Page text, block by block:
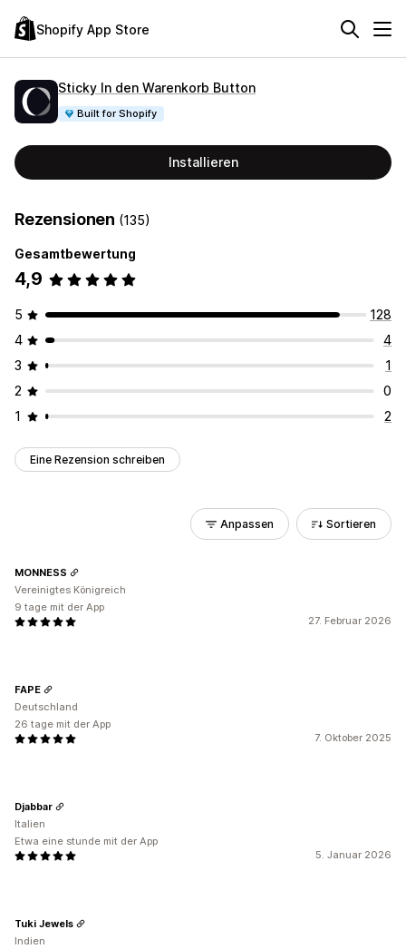
Shopify App Store
Sticky In den Warenkorb Button
Built for Shopify
Installieren
Rezensionen (135)
Gesamtbewertung
4,9
5
128
4
4
3
1
2
0
1
2
Eine Rezension schreiben
Anpassen Sortieren
27. Februar 2026
MONNESS
Vereinigtes Königreich
9 tage mit der App
7. Oktober 2025
FAPE
Deutschland
26 tage mit der App
5. Januar 2026
Djabbar
Italien
Etwa eine stunde mit der App
Tuki Jewels
Indien